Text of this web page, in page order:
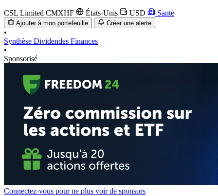
CSL Limited CMXHF États-Unis USD Santé
Ajouter à mon portefeuille Créer une alerte
•
Synthèse Dividendes Finances
•
Sponsorisé
Connectez-vous pour ne plus voir de sponsors